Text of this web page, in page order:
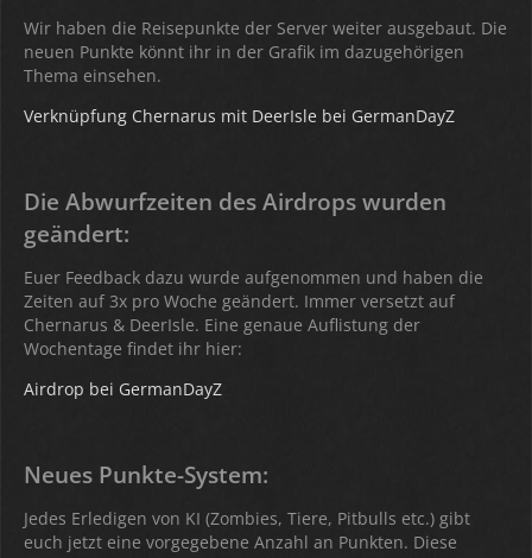
Wir haben die Reisepunkte der Server weiter ausgebaut. Die
neuen Punkte könnt ihr in der Grafik im dazugehörigen
Thema einsehen.
Verknüpfung Chernarus mit DeerIsle bei GermanDayZ
Die Abwurfzeiten des Airdrops wurden
geändert:
Euer Feedback dazu wurde aufgenommen und haben die
Zeiten auf 3x pro Woche geändert. Immer versetzt auf
Chernarus & DeerIsle. Eine genaue Auflistung der
Wochentage findet ihr hier:
Airdrop bei GermanDayZ
Neues Punkte-System:
Jedes Erledigen von KI (Zombies, Tiere, Pitbulls etc.) gibt
euch jetzt eine vorgegebene Anzahl an Punkten. Diese